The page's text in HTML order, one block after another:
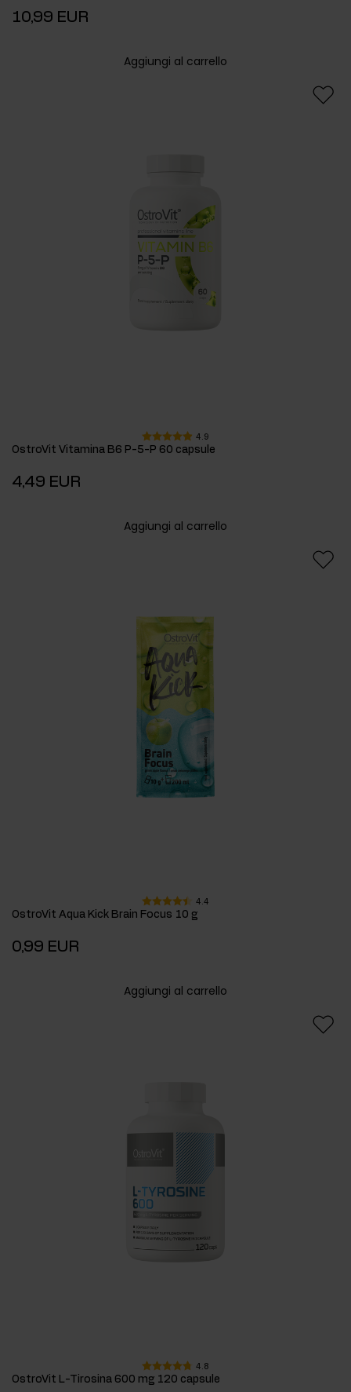
10,99 EUR
Aggiungi al carrello
4.9
OstroVit Vitamina B6 P-5-P 60 capsule
4,49 EUR
Aggiungi al carrello
4.4
OstroVit Aqua Kick Brain Focus 10 g
0,99 EUR
Aggiungi al carrello
4.8
OstroVit L-Tirosina 600 mg 120 capsule